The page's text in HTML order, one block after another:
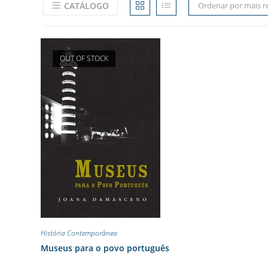
CATÁLOGO Ordenar por mais
OUT OF STOCK
História Contemporânea
Museus para o povo português